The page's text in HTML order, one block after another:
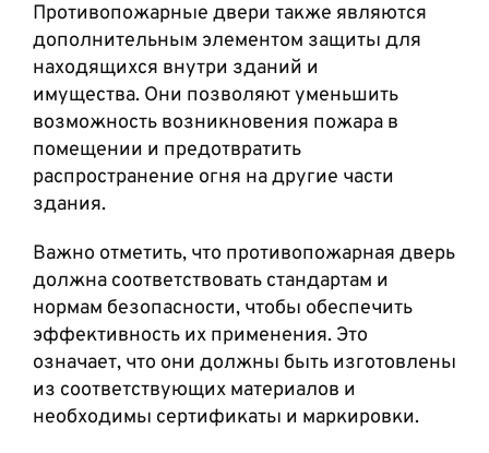
Противопожарные двери также являются
дополнительным элементом защиты для
находящихся внутри зданий и
имущества. Они позволяют уменьшить
возможность возникновения пожара в
помещении и предотвратить
распространение огня на другие части
здания.
Важно отметить, что противопожарная дверь
должна соответствовать стандартам и
нормам безопасности, чтобы обеспечить
эффективность их применения. Это
означает, что они должны быть изготовлены
из соответствующих материалов и
необходимы сертификаты и маркировки.